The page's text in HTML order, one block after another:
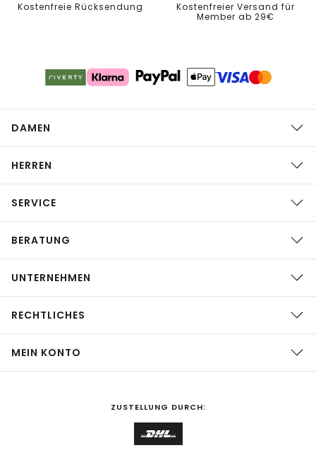
Kostenfreie Rücksendung
Kostenfreier Versand für
Member ab 29€
DAMEN
HERREN
SERVICE
BERATUNG
UNTERNEHMEN
RECHTLICHES
MEIN KONTO
ZUSTELLUNG DURCH: